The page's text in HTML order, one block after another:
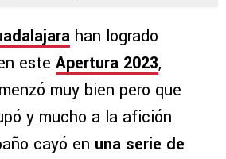
han logrado
este Apertura 2023,
muy bien pero que
y mucho a la afición
cayó en una serie de